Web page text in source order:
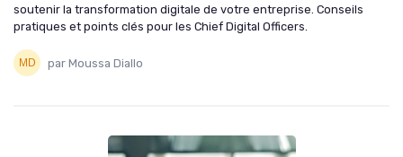
soutenir la transformation digitale de votre entreprise. Conseils
pratiques et points clés pour les Chief Digital Officers.
par Moussa Diallo